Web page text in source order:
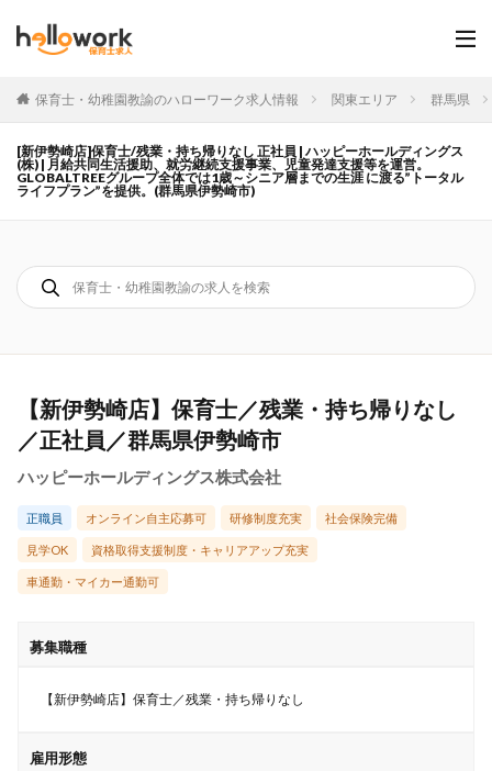
保育士・幼稚園教諭のハローワーク求人情報 関東エリア 群馬県
[新伊勢崎店]保育士/残業・持ち帰りなし 正社員 | ハッピーホールディングス
(株) | 月給共同生活援助、就労継続支援事業、児童発達支援等を運営。
GLOBALTREEグループ全体では1歳～シニア層までの生涯 に渡る”トータル
ライフプラン”を提供。(群馬県伊勢崎市)
【新伊勢崎店】保育士／残業・持ち帰りなし
／正社員／群馬県伊勢崎市
ハッピーホールディングス株式会社
正職員 オンライン自主応募可 研修制度充実 社会保険完備
見学OK 資格取得支援制度・キャリアアップ充実
車通勤・マイカー通勤可
募集職種
【新伊勢崎店】保育士／残業・持ち帰りなし
雇用形態